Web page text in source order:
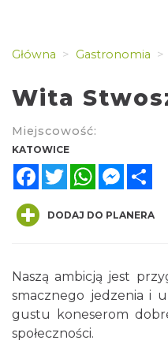
Główna Gastronomia
Wita
Miejscowość:
KATOWICE
FacebookTwitterWhatsApp
DODAJ DO PLANERA
Naszą ambicją jest
smacznego jedzenia i
gustu koneserom
społeczności.